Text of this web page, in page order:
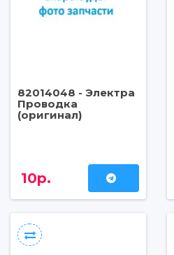
82014048 - Электра
Проводка
(оригинал)
10р.